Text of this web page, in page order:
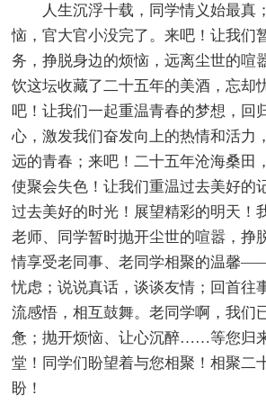
人生沉浮十载，同学情义始最真
恼，官大官小没完了。来吧！让我们
务，挣脱身边的烦恼，远离尘世的喧
饮这坛收藏了二十五年的美酒，忘却
吧！让我们一起重温青春的梦想，回
心，激发我们奋发向上的热情和活力
远的青春；来吧！二十五年沧海桑田
使聚会失色！让我们重温过去美好的
过去美好的时光！展望精彩的明天！
老师、同学暂时抛开尘世的喧嚣，挣
情享受老同事、老同学相聚的温馨
忧虑；说说真话，谈谈友情；回首往
流感悟，相互鼓舞。老同学啊，我们
惫；抛开烦恼、让心沉醉……等您归
堂！同学们盼望着与您相聚！相聚二
盼！